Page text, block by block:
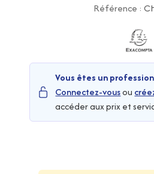
Référence :
Vous êtes un
Connectez-vousou
accéder aux prix et